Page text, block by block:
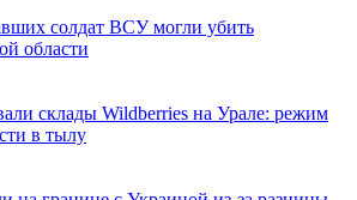
солдат ВСУ могли убить
области
склады Wildberries на Урале: режим
в тылу